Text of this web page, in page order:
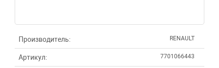
Производитель: RENAULT
Артикул: 7701066443